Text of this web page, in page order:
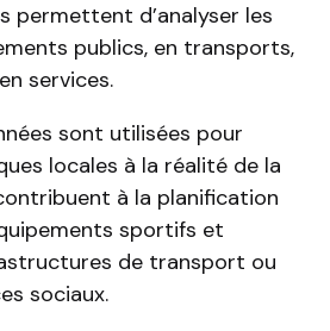
permettent d’analyser les
publics, en transports,
services.
sont utilisées pour
locales à la réalité de la
à la planification
sportifs et
de transport ou
sociaux.